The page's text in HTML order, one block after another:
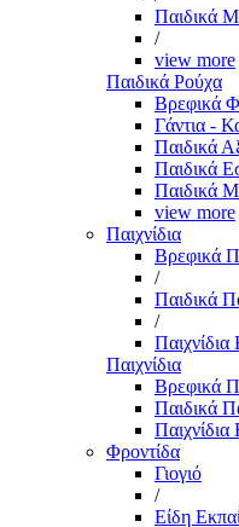
Παιδικά
/
view more
Παιδικά Ρούχα
Βρεφικά
Γάντια -
Παιδικά
Παιδικά
Παιδικά
view more
Παιχνίδια
Βρεφικά
/
Παιδικά
/
Παιχνίδια
Βρεφικά
Παιδικά
Φροντίδα
Γιογιό
/
Είδη